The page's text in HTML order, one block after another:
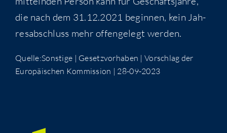
die nach dem 31.12.2021 begin­nen, kein Jah­
res­ab­schluss mehr offen­ge­legt werden.
Quelle:Sonstige | Gesetz­vor­ha­ben | Vor­schlag der
Euro­päi­schen Kom­mis­si­on | 28-09-2023